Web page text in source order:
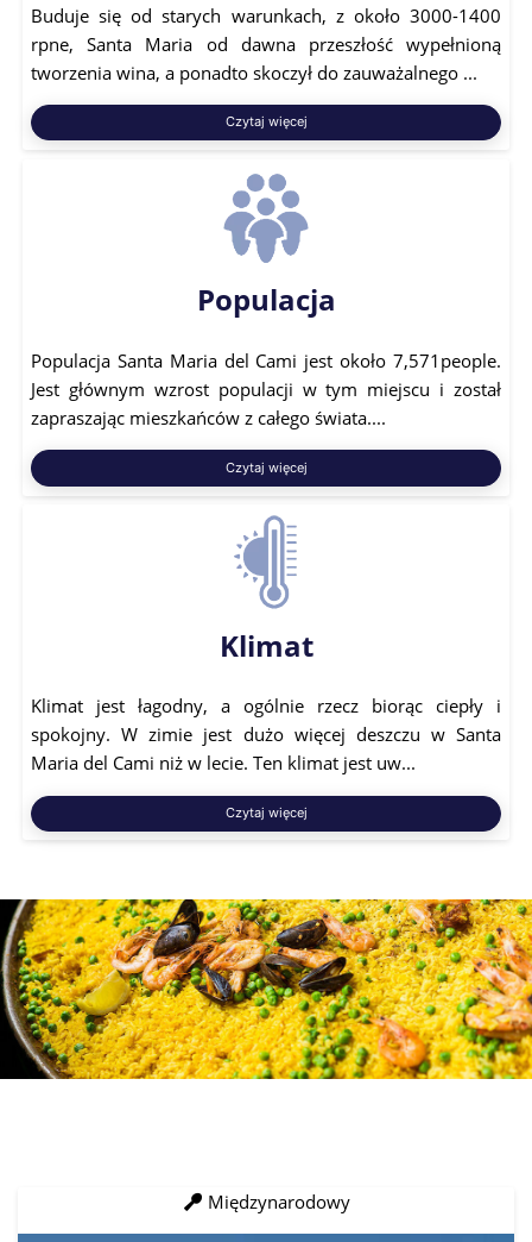
Buduje się od starych warunkach, z około 3000-1400
rpne, Santa Maria od dawna przeszłość wypełnioną
tworzenia wina, a ponadto skoczył do zauważalnego ...
Czytaj więcej
Populacja
Populacja Santa Maria del Cami jest około 7,571people.
Jest głównym wzrost populacji w tym miejscu i został
zapraszając mieszkańców z całego świata....
Czytaj więcej
Klimat
Klimat jest łagodny, a ogólnie rzecz biorąc ciepły i
spokojny. W zimie jest dużo więcej deszczu w Santa
Maria del Cami niż w lecie. Ten klimat jest uw...
Czytaj więcej
Międzynarodowy